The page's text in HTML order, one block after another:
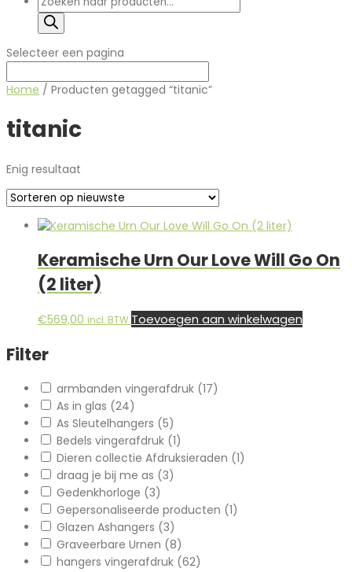
zoeken
Selecteer een pagina
Home / Producten getagged “titanic”
titanic
Enig resultaat
Keramische Urn Our Love Will Go On
(2 liter)
€569,00 incl. BTW Toevoegen aan winkelwagen
Filter
armbanden vingerafdruk (17)
As in glas (24)
As Sleutelhangers (5)
Bedels vingerafdruk (1)
Dieren collectie Afdruksieraden (1)
draag je bij me as (3)
Gedenkhorloge (3)
Gepersonaliseerde producten (1)
Glazen Ashangers (3)
Graveerbare Urnen (8)
hangers vingerafdruk (62)